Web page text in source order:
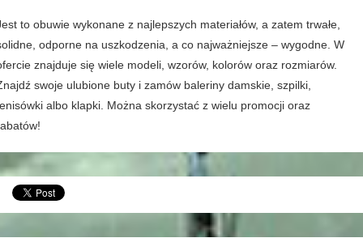
to obuwie wykonane z najlepszych materiałów, a zatem trwałe,
odporne na uszkodzenia, a co najważniejsze – wygodne. W
znajduje się wiele modeli, wzorów, kolorów oraz rozmiarów.
swoje ulubione buty i zamów baleriny damskie, szpilki,
albo klapki. Można skorzystać z wielu promocji oraz